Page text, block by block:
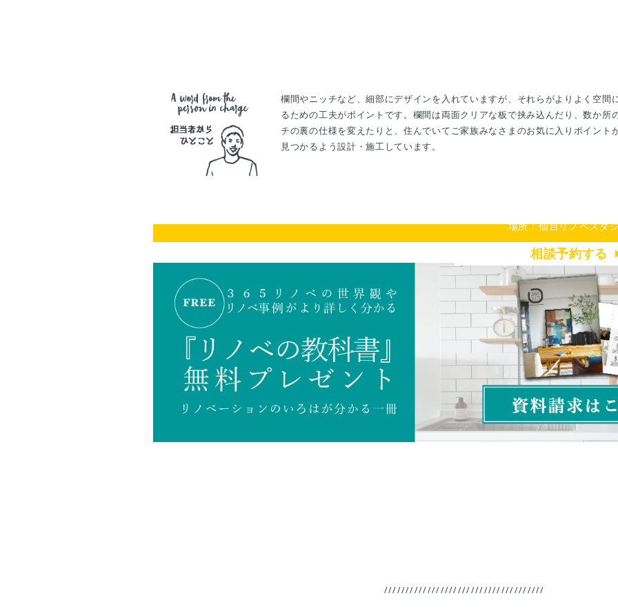
欄間やニッチなど、細部にデザインを入れていますが、それらがよりよく空間
るための工夫がポイントです。欄間は両面クリアな板で挟み込んだり、数か所
チの裏の仕様を変えたりと、住んでいてご家族みなさまのお気に入りポイント
見つかるよう設計・施工しています。
場所：仙台リノベスタ
相談予約する